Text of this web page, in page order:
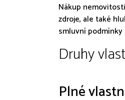
Nákup
zdroje, ale také
smluvní
Druhy
Plné